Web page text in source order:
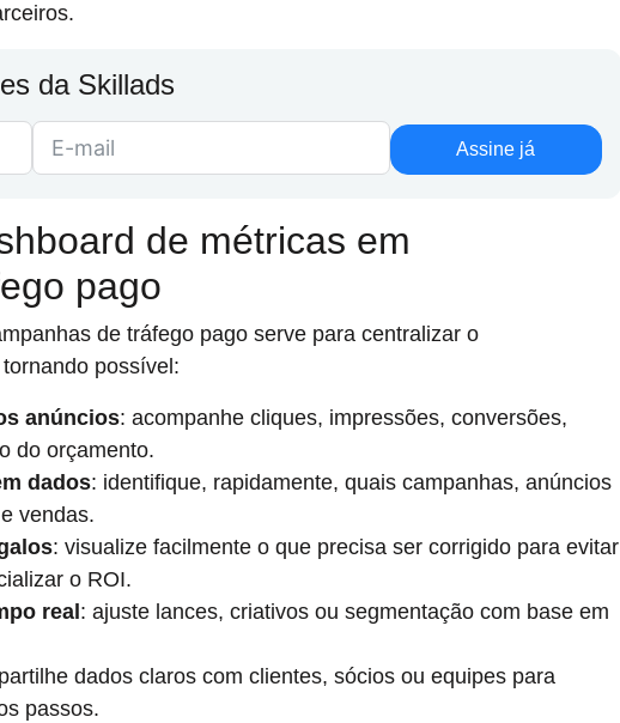
da Skillads
Assine já
de métricas em
pago
de tráfego pago serve para centralizar o
possível:
anúncios: acompanhe cliques, impressões, conversões,
do orçamento.
dados: identifique, rapidamente, quais campanhas, anúncios
vendas.
: visualize facilmente o que precisa ser corrigido para evitar
o ROI.
real : ajuste lances, criativos ou segmentação com base em
dados claros com clientes, sócios ou equipes para
passos.